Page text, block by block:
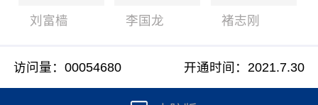
刘富樯 李国龙 褚志刚
访问量：00054680 开通时间： 2021.7.30